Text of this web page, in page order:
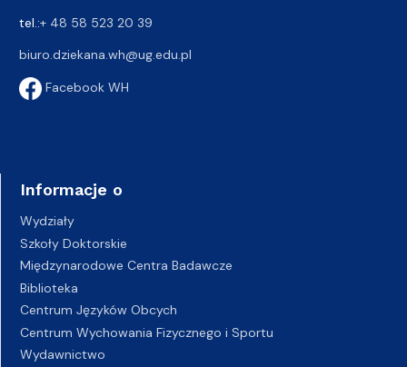
tel.:+ 48 58 523 20 39
biuro.dziekana.wh@ug.edu.pl
Facebook WH
Informacje o
Wydziały
Szkoły Doktorskie
Międzynarodowe Centra Badawcze
Biblioteka
Centrum Języków Obcych
Centrum Wychowania Fizycznego i Sportu
Wydawnictwo